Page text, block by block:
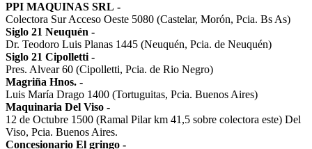
PPI MAQUINAS SRL -
Colectora Sur Acceso Oeste 5080 (Castelar, Morón, Pcia. Bs As)
Siglo 21 Neuquén -
Dr. Teodoro Luis Planas 1445 (Neuquén, Pcia. de Neuquén)
Siglo 21 Cipolletti -
Pres. Alvear 60 (Cipolletti, Pcia. de Rio Negro)
Magriña Hnos. -
Luis María Drago 1400 (Tortuguitas, Pcia. Buenos Aires)
Maquinaria Del Viso -
12 de Octubre 1500 (Ramal Pilar km 41,5 sobre colectora este) Del
Viso, Pcia. Buenos Aires.
Concesionario El gringo -